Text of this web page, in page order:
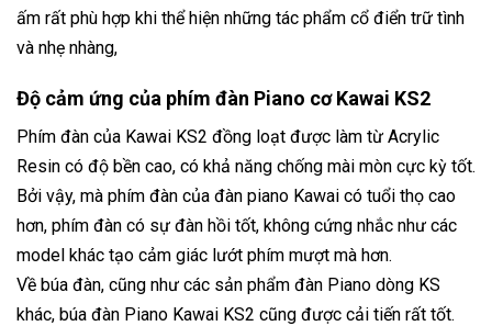
ấm rất phù hợp khi thể hiện những tác phẩm cổ điển trữ tình
và nhẹ nhàng,
Độ cảm ứng của phím đàn Piano cơ Kawai KS2
Phím đàn của Kawai KS2 đồng loạt được làm từ Acrylic
Resin có độ bền cao, có khả năng chống mài mòn cực kỳ tốt.
Bởi vậy, mà phím đàn của đàn piano Kawai có tuổi thọ cao
hơn, phím đàn có sự đàn hồi tốt, không cứng nhắc như các
model khác tạo cảm giác lướt phím mượt mà hơn.
Về búa đàn, cũng như các sản phẩm đàn Piano dòng KS
khác, búa đàn Piano Kawai KS2 cũng được cải tiến rất tốt.